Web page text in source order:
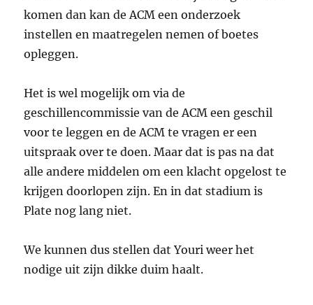
komen dan kan de ACM een onderzoek
instellen en maatregelen nemen of boetes
opleggen.
Het is wel mogelijk om via de
geschillencommissie van de ACM een geschil
voor te leggen en de ACM te vragen er een
uitspraak over te doen. Maar dat is pas na dat
alle andere middelen om een klacht opgelost te
krijgen doorlopen zijn. En in dat stadium is
Plate nog lang niet.
We kunnen dus stellen dat Youri weer het
nodige uit zijn dikke duim haalt.